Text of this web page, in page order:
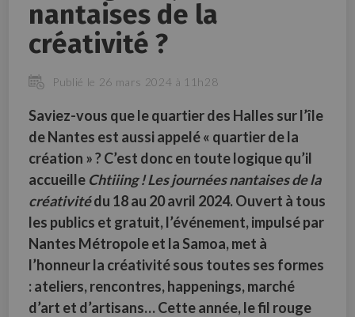
nantaises de la
créativité ?
Publié le 26 mars 2024 à 11h28
Saviez-vous que le quartier des Halles sur l’île
de Nantes est aussi appelé « quartier de la
création » ? C’est donc en toute logique qu’il
accueille Chtiiing ! Les journées nantaises de la
créativitédu 18 au 20 avril 2024. Ouvert à tous
les publics et gratuit, l’événement, impulsé par
Nantes Métropole et la Samoa, met à
l’honneur la créativité sous toutes ses formes
: ateliers, rencontres, happenings, marché
d’art et d’artisans… Cette année, le fil rouge